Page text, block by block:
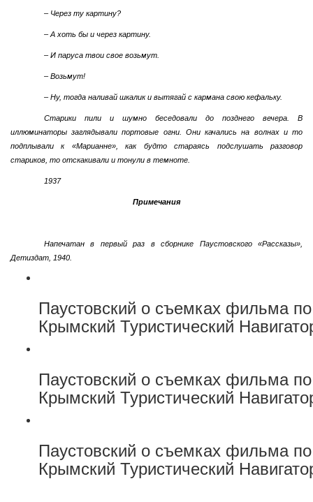
– Через ту картину?
– А хоть бы и через картину.
– И паруса твои свое возьмут.
– Возьмут!
– Ну, тогда наливай шкалик и вытягай с кармана свою кефальку.
Старики пили и шумно беседовали до позднего вечера. В
иллюминаторы заглядывали портовые огни. Они качались на волнах и то
подплывали к «Марианне», как будто стараясь подслушать разговор
стариков, то отскакивали и тонули в темноте.
1937
Примечания
Напечатан в первый раз в сборнике Паустовского «Рассказы»,
Детиздат, 1940.
Паустовский о съемках фильма
Крымский Туристический
Паустовский о съемках фильма
Крымский Туристический
Паустовский о съемках фильма
Крымский Туристический